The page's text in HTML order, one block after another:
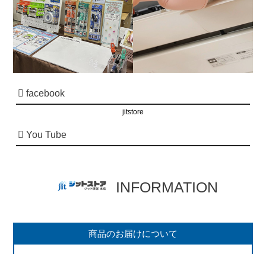
facebook
jitstore
You Tube
INFORMATION
商品のお届けについて